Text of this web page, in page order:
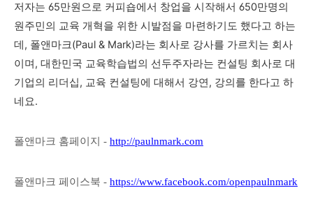
저자는 65만원으로 커피숍에서 창업을 시작해서 650만명의
원주민의 교육 개혁을 위한 시발점을 마련하기도 했다고 하는
데, 폴앤마크(Paul & Mark)라는 회사로 강사를 가르치는 회사
이며, 대한민국 교육학습법의 선두주자라는 컨설팅 회사로 대
기업의 리더십, 교육 컨설팅에 대해서 강연, 강의를 한다고 하
네요.
폴앤마크 홈페이지 - http://paulnmark.com
폴앤마크 페이스북 - https://www.facebook.com/openpaulnmark